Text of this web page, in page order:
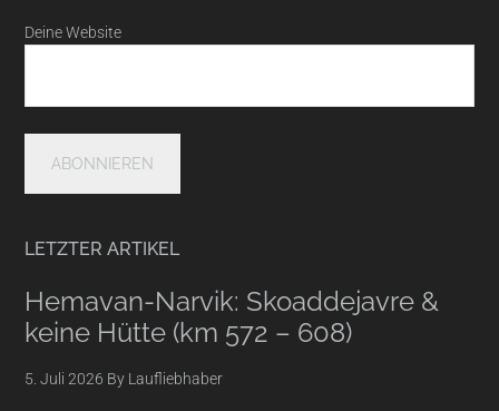
Deine Website
LETZTER ARTIKEL
Hemavan-Narvik: Skoaddejavre &
keine Hütte (km 572 – 608)
5. Juli 2026 By Laufliebhaber